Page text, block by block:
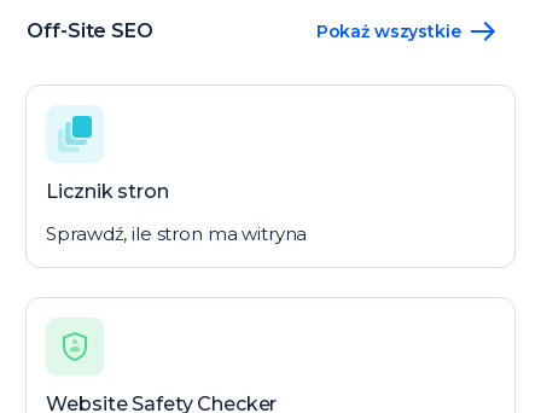
Off-Site SEO Pokaż wszystkie
Licznik stron
Sprawdź, ile stron ma witryna
Website Safety Checker